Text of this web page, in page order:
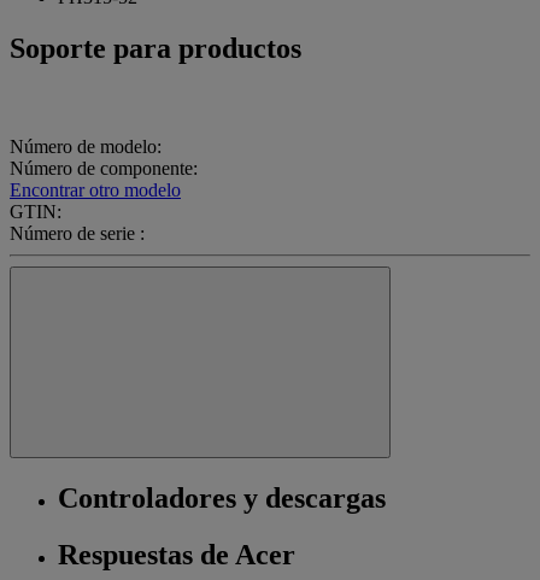
Soporte para productos
Número de modelo:
Número de componente:
Encontrar otro modelo
GTIN:
Número de serie :
Controladores y descargas
Respuestas de Acer